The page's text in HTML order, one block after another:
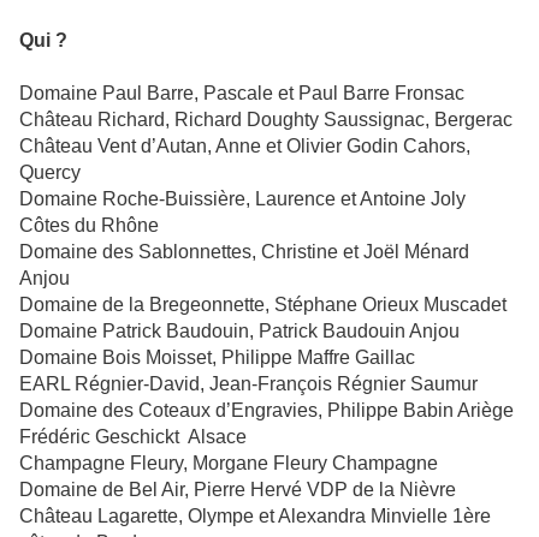
Qui ?
Domaine Paul Barre, Pascale et Paul Barre Fronsac
Château Richard, Richard Doughty Saussignac, Bergerac
Château Vent d’Autan, Anne et Olivier Godin Cahors,
Quercy
Domaine Roche-Buissière, Laurence et Antoine Joly
Côtes du Rhône
Domaine des Sablonnettes, Christine et Joël Ménard
Anjou
Domaine de la Bregeonnette, Stéphane Orieux Muscadet
Domaine Patrick Baudouin, Patrick Baudouin Anjou
Domaine Bois Moisset, Philippe Maffre Gaillac
EARL Régnier-David, Jean-François Régnier Saumur
Domaine des Coteaux d’Engravies, Philippe Babin Ariège
Frédéric Geschickt Alsace
Champagne Fleury, Morgane Fleury Champagne
Domaine de Bel Air, Pierre Hervé VDP de la Nièvre
Château Lagarette, Olympe et Alexandra Minvielle 1ère